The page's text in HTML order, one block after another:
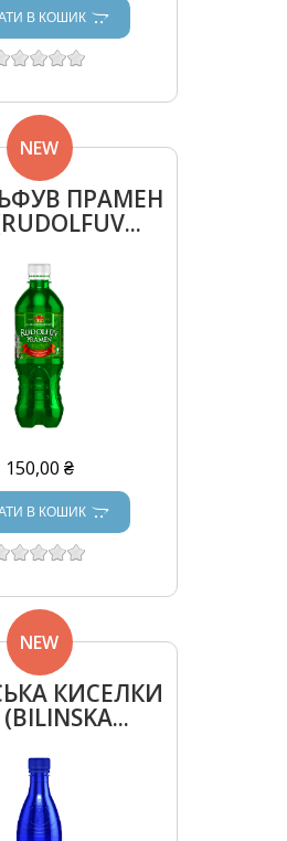
В КОШИК
ПРАМЕН
NEW
150,00 ₴
В КОШИК
КИСЕЛКИ
NEW